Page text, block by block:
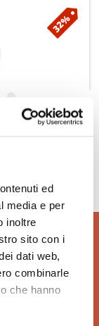
ed
media e per
inoltre
sito con i
dati web,
combinarle
che hanno
Netto